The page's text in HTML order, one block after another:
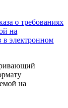
о требованиях
на
в электронном
на